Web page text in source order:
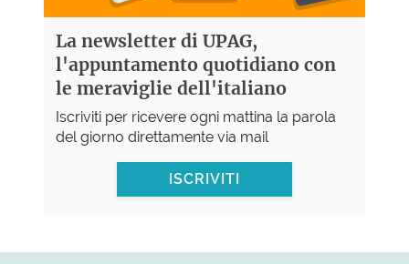
La newsletter di UPAG,
l'appuntamento quotidiano con
le meraviglie dell'italiano
Iscriviti per ricevere ogni mattina la parola
del giorno direttamente via mail
ISCRIVITI